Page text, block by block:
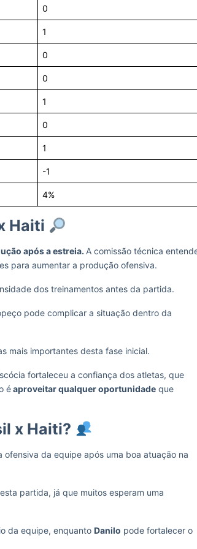
0
1
0
0
1
0
1
-1
4%
Haiti
após a estreia. A comissão técnica
para aumentar a produção ofensiva.
dos treinamentos antes da partida.
pode complicar a situação dentro da
mais importantes desta fase inicial.
fortaleceu a confiança dos atletas, que
éaproveitar qualquer oportunidade que
x Haiti?
da equipe após uma boa atuação na
partida, já que muitos esperam uma
da equipe, enquanto Danilo pode fortalecer o